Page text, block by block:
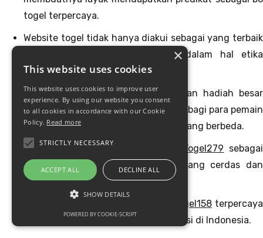
togel terpercaya.
Website togel tidak hanya diakui sebagai yang terbaik
dalam hal layanan, tetapi juga dalam hal etika
perjudianSabatoto.
Keberadaan bandarTogel279
dengan hadiah besar
memberikan alternatif yang menarik bagi para pemain
yang mencari pengalaman taruhan yang berbeda.
Keputusan untuk memilih bandar
Togel279 sebagai
mitra taruhan adalah keputusan yang cerdas dan
tepat.
Togel158 terpercaya
yang penuh keadilan dan transparansi di Indonesia.
×
This website uses cookies
This website uses cookies to improve user
experience. By using our website you consent
to all cookies in accordance with our Cookie
Policy. Read more
STRICTLY NECESSARY
ACCEPT ALL DECLINE ALL
SHOW DETAILS
POWERED BY COOKIE-SCRIPT